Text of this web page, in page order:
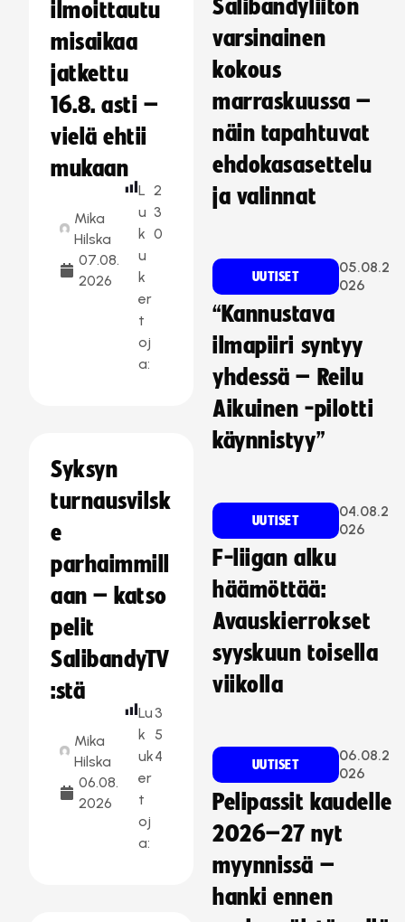
ilmoittautu
misaikaa
jatkettu
16.8. asti –
vielä ehtii
mukaan
Mika
Hilska
07.08.
2026
L
u
k
u
k
er
t
oj
a:
2
3
0
Syksyn
turnausvilsk
e
parhaimmill
aan – katso
pelit
SalibandyTV
:stä
Mika
Hilska
06.08.
2026
Lu
k
uk
er
t
oj
a:
3
5
4
Salibandyliiton
varsinainen
kokous
marraskuussa –
näin tapahtuvat
ehdokasasettelu
ja valinnat
UUTISET
05.08.2
026
“Kannustava
ilmapiiri syntyy
yhdessä – Reilu
Aikuinen -pilotti
käynnistyy”
UUTISET
04.08.2
026
F-liigan alku
häämöttää:
Avauskierrokset
syyskuun toisella
viikolla
UUTISET
06.08.2
026
Pelipassit kaudelle
2026–27 nyt
myynnissä –
hanki ennen